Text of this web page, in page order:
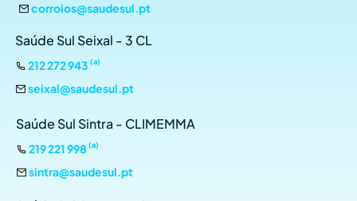
corroios@saudesul.pt
Saúde Sul Seixal - 3 CL
212 272 943 (a)
seixal@saudesul.pt
Saúde Sul Sintra - CLIMEMMA
219 221 998 (a)
sintra@saudesul.pt